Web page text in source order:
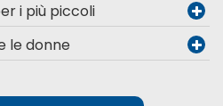
i più piccoli
le donne